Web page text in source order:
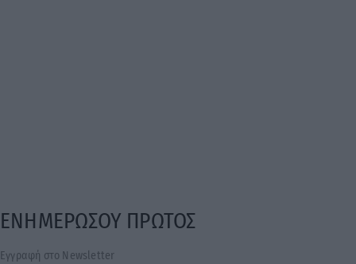
ΕΝΗΜΕΡΩΣΟΥ ΠΡΩΤΟΣ
Εγγραφή στο Newsletter